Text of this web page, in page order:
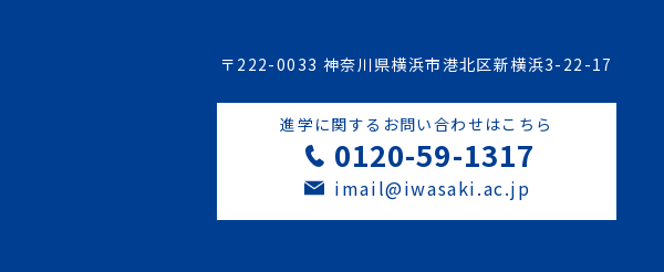
〒222-0033 神奈川県横浜市港北区新横浜3-22-17
進学に関するお問い合わせはこちら
0120-59-1317
imail@iwasaki.ac.jp